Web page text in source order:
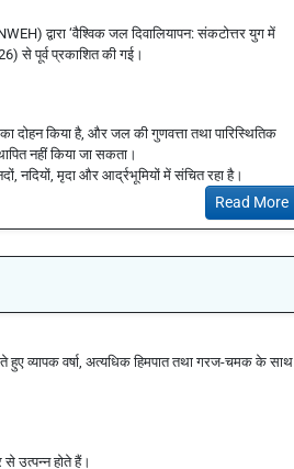
द्वारा ‘वैश्विक जल दिवालियापन: संकटोत्तर युग में
से पूर्व प्रकाशित की गई।
दोहन किया है, और जल की गुणवत्ता तथा पारिस्थितिक
नहीं किया जा सकता।
नदियों, मृदा और आर्द्रभूमियों में संचित रहा है।
Read More
हुए व्यापक वर्षा, अत्यधिक हिमपात तथा गरज-चमक के साथ
से उत्पन्न होते हैं।